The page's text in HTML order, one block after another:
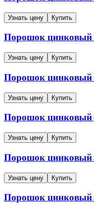
Узнать цену Купить
Порошок цинковый
Узнать цену Купить
Порошок цинковый
Узнать цену Купить
Порошок цинковый
Узнать цену Купить
Порошок цинковый
Узнать цену Купить
Порошок цинковый